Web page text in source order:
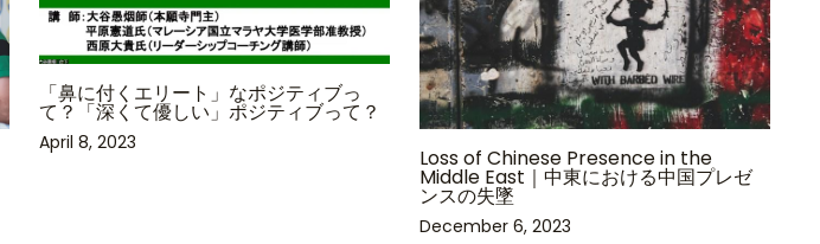
「鼻に付くエリート」なポジティブっ
て？「深くて優しい」ポジティブって？
April 8, 2023
Loss of Chinese Presence in the
Middle East｜中東における中国プレゼ
ンスの失墜
December 6, 2023